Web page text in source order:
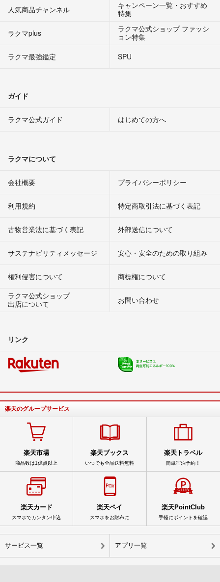
人気商品チャンネル
キャンペーン一覧・おすすめ
特集
ラクマplus
ラクマ公式ショップ ファッシ
ョン特集
ラクマ最強鑑定
SPU
ガイド
ラクマ公式ガイド はじめての方へ
ラクマについて
会社概要 プライバシーポリシー
利用規約 特定商取引法に基づく表記
古物営業法に基づく表記 外部送信について
サステナビリティメッセージ 安心・安全のための取り組み
権利侵害について
商標権について
ラクマ公式ショップ
出店について
お問い合わせ
リンク
楽天のグループサービス
楽天市場
商品数は1億点以上
楽天ブックス
いつでも全品送料無料
楽天トラベル
簡単宿泊予約！
楽天カード
スマホでカンタン申込
楽天ペイ
スマホをお財布に
楽天PointClub
手軽にポイントを確認
サービス一覧 アプリ一覧